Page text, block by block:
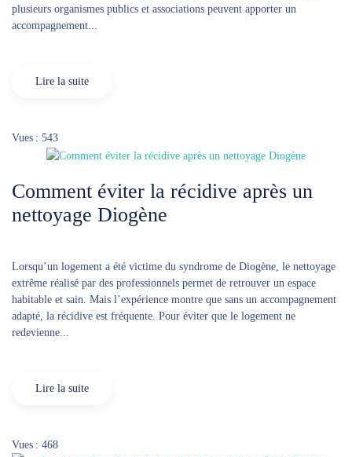
plusieurs organismes publics et associations peuvent apporter un
accompagnement...
Lire la suite
Vues : 543
Comment éviter la récidive après un
nettoyage Diogène
Lorsqu’un logement a été victime du syndrome de Diogène, le nettoyage
extrême réalisé par des professionnels permet de retrouver un espace
habitable et sain. Mais l’expérience montre que sans un accompagnement
adapté, la récidive est fréquente. Pour éviter que le logement ne
redevienne...
Lire la suite
Vues : 468